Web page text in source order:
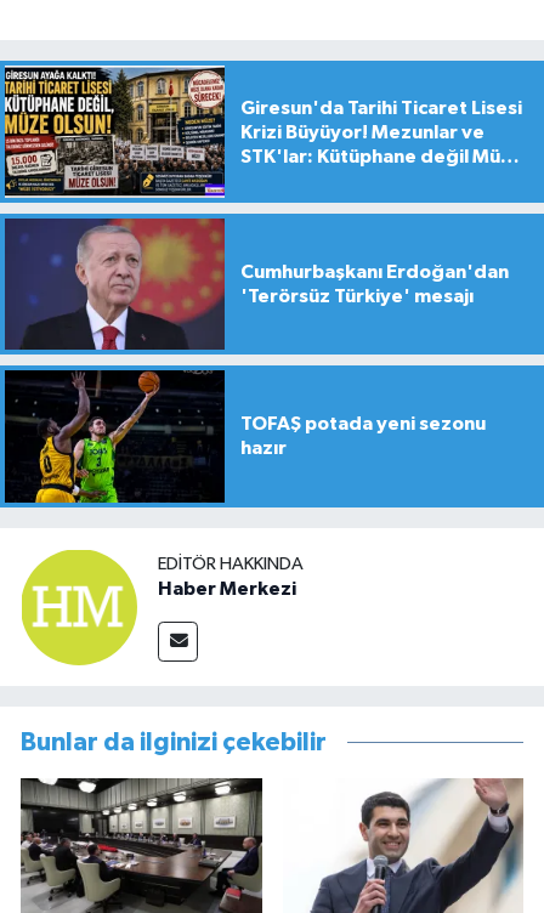
Giresun'da Tarihi Ticaret Lisesi
Krizi Büyüyor! Mezunlar ve
STK'lar: Kütüphane değil Müze
Cumhurbaşkanı Erdoğan'dan
'Terörsüz Türkiye' mesajı
TOFAŞ potada yeni sezonu
hazır
EDITÖR HAKKINDA
Haber Merkezi
Bunlar da ilginizi çekebilir